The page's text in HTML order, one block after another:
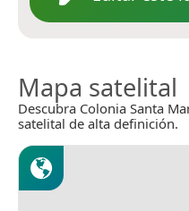
Mapa satelital
Descubra Colonia Santa
satelital de alta definición.